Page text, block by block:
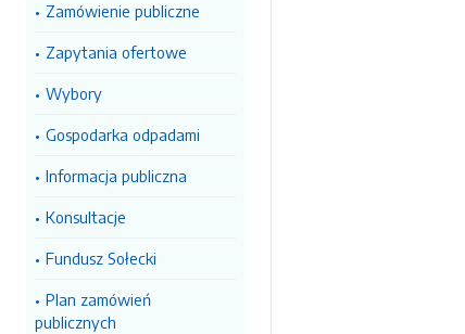
Zamówienie publiczne
Zapytania ofertowe
Wybory
Gospodarka odpadami
Informacja publiczna
Konsultacje
Fundusz Sołecki
Plan zamówień
publicznych